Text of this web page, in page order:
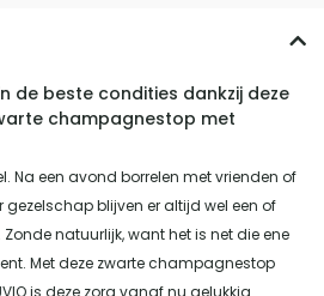
de beste condities dankzij deze
champagnestop met
Na een avond borrelen met vrienden of
gezelschap blijven er altijd wel een of
natuurlijk, want het is net die ene
Met deze zwarte champagnestop
is deze zorg vanaf nu gelukkig